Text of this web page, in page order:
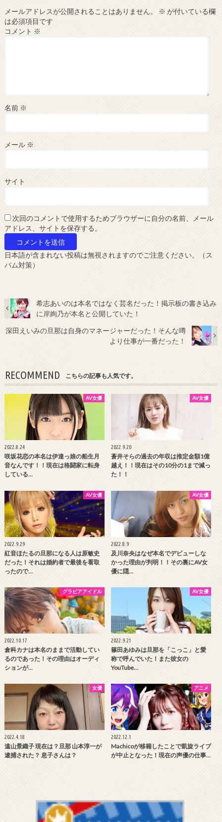
メールアドレスが公開されることはありません。 ※ が付いている欄
は必須項目です
コメント ※
名前 ※
メール ※
サイト
次回のコメントで使用するためブラウザーに自分の名前、メール
アドレス、サイトを保存する。
日本語が含まれない投稿は無視されますのでご注意ください。（ス
パム対策）
希志あいのは本名ではなく芸名だった！掲示板の書き込み
に岸絢乃が本名と公開していた！
深田えいみの旦那は自身のマネージャーだった！そんな噂
より仕事が一番だった！
RECOMMEND こちらの記事も人気です。
AV女優
2022.8.24
咲坂花恋の本名は伊達っ娘の船生月
音なんです！！現在は格闘家に転身
している…
AV女優
2022.9.20
蒼井そらの過去の年収は推定金額1億
越え！！現在はその10分の1まで減っ
た！！
AV女優
2022.9.29
紅音ほたるの旦那になる人は原敏史
だった！それは婚約者で最後を看取
ったので…
AV女優
2022.8.9
及川奈央はなぜ本名でデビューしな
かった理由が判明！！その裏にAV女
優に隠…
グラビアアイドル
2022.10.17
倉科カナは本名のままで活動してい
るのであった！その理由はオーディ
ションが…
AV女優
2022.9.21
篠田あゆみは旦那を「こっこ」と愛
称で呼んでいた！また彼女の
YouTube…
女優
2022.4.18
遠山景織子 現在は？旦那 山本淳一が
逮捕された？ 息子さんは？
アニメ
2022.12.1
Machicoが移籍したことで凱旋ライブ
が中止となった！現在の声優の仕事…